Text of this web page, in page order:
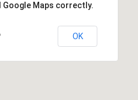
Google Maps correctly.
OK